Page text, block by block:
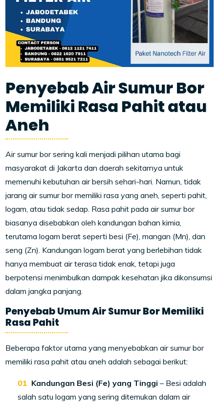
Penyebab Air Sumur Bor
Memiliki Rasa Pahit atau
Aneh
Air sumur bor sering kali menjadi pilihan utama bagi
masyarakat di Jakarta dan daerah sekitarnya untuk
memenuhi kebutuhan air bersih sehari-hari. Namun, tidak
jarang air sumur bor memiliki rasa yang aneh, seperti pahit,
logam, atau tidak sedap. Rasa pahit pada air sumur bor
biasanya disebabkan oleh kandungan bahan kimia,
terutama logam berat seperti besi (Fe), mangan (Mn), dan
seng (Zn). Kandungan logam berat yang berlebihan tidak
hanya membuat air terasa tidak enak, tetapi juga
berpotensi menimbulkan dampak kesehatan jika dikonsumsi
dalam jangka panjang.
Penyebab Umum Air Sumur Bor Memiliki
Rasa Pahit
Beberapa faktor utama yang menyebabkan air sumur bor
memiliki rasa pahit atau aneh adalah sebagai berikut:
Kandungan Besi (Fe) yang Tinggi – Besi adalah
salah satu logam yang sering ditemukan dalam air